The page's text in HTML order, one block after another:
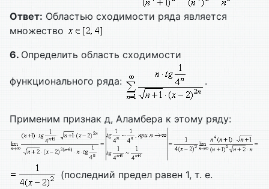
Ответ: Областью сходимости ряда является
множество
6. Определить область сходимости
функционального ряда: .
Применим признак д, Аламбера к этому ряду:
(последний предел равен 1, т. е.